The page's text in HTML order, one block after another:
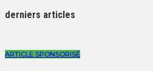
derniers articles
ARTICLE SPONSORISÉ